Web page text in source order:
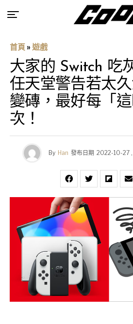
首頁 » 遊戲
大家的 Switch 吃
任天堂警告若太
變磚，最好每「
次！
By Han 發布日期 2022-10-27,